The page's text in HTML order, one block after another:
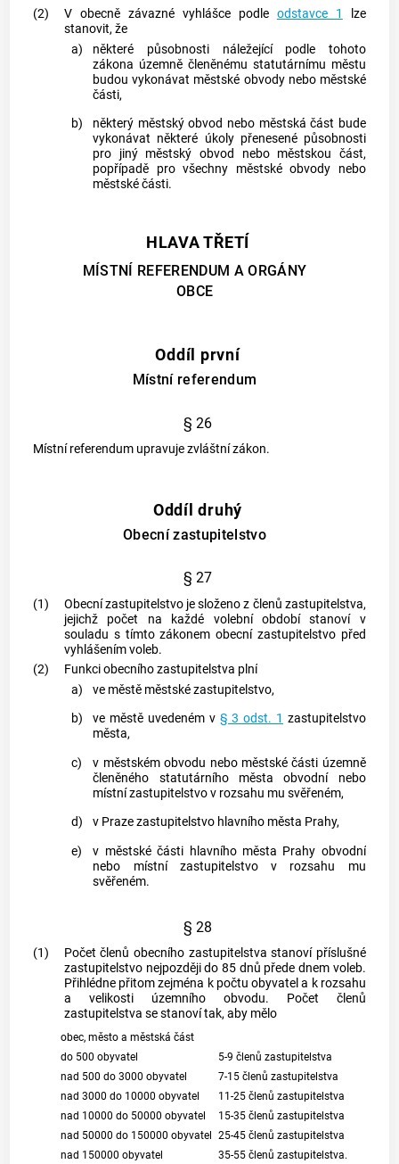
(2) V obecně závazné vyhlášce podle odstavce 1
lze
stanovit, že
a)
některé působnosti náležející podle tohoto
zákona územně členěnému statutárnímu městu
budou vykonávat městské obvody nebo městské
části,
b)
některý městský obvod nebo městská část bude
vykonávat některé úkoly přenesené působnosti
pro jiný městský obvod nebo městskou část,
popřípadě pro všechny městské obvody nebo
městské části.
HLAVA TŘETÍ
MÍSTNÍ REFERENDUM A ORGÁNY
OBCE
Oddíl první
Místní referendum
§ 26
Místní referendum upravuje zvláštní zákon.
Oddíl druhý
Obecní zastupitelstvo
§ 27
(1)
Obecní zastupitelstvo je složeno z členů zastupitelstva,
jejichž počet na každé volební období stanoví v
souladu s tímto zákonem obecní zastupitelstvo před
vyhlášením voleb.
(2)
Funkci obecního zastupitelstva plní
a)
ve městě městské zastupitelstvo,
b)
ve městě uvedeném v § 3 odst. 1 zastupitelstvo
města,
c)
v městském obvodu nebo městské části územně
členěného statutárního města obvodní nebo
místní zastupitelstvo v rozsahu mu svěřeném,
d)
v Praze zastupitelstvo hlavního města Prahy,
e)
v městské části hlavního města Prahy obvodní
nebo místní zastupitelstvo v rozsahu mu
svěřeném.
§ 28
(1)
Počet členů obecního zastupitelstva stanoví příslušné
zastupitelstvo nejpozději do 85 dnů přede dnem voleb.
Přihlédne přitom zejména k počtu obyvatel a k rozsahu
a velikosti územního obvodu. Počet členů
zastupitelstva se stanoví tak, aby mělo
obec, městoa městská část
do 500 obyvatel
5-9 členů zastupitelstva
nad 500 do 3000 obyvatel
7-15 členů zastupitelstva
nad 3000 do 10000 obyvatel
11-25 členů zastupitelstva
nad 10000 do 50000 obyvatel
15-35 členů zastupitelstva
nad 50000 do 150000 obyvatel 25-45 členů zastupitelstva
nad 150000 obyvatel
35-55 členů zastupitelstva.